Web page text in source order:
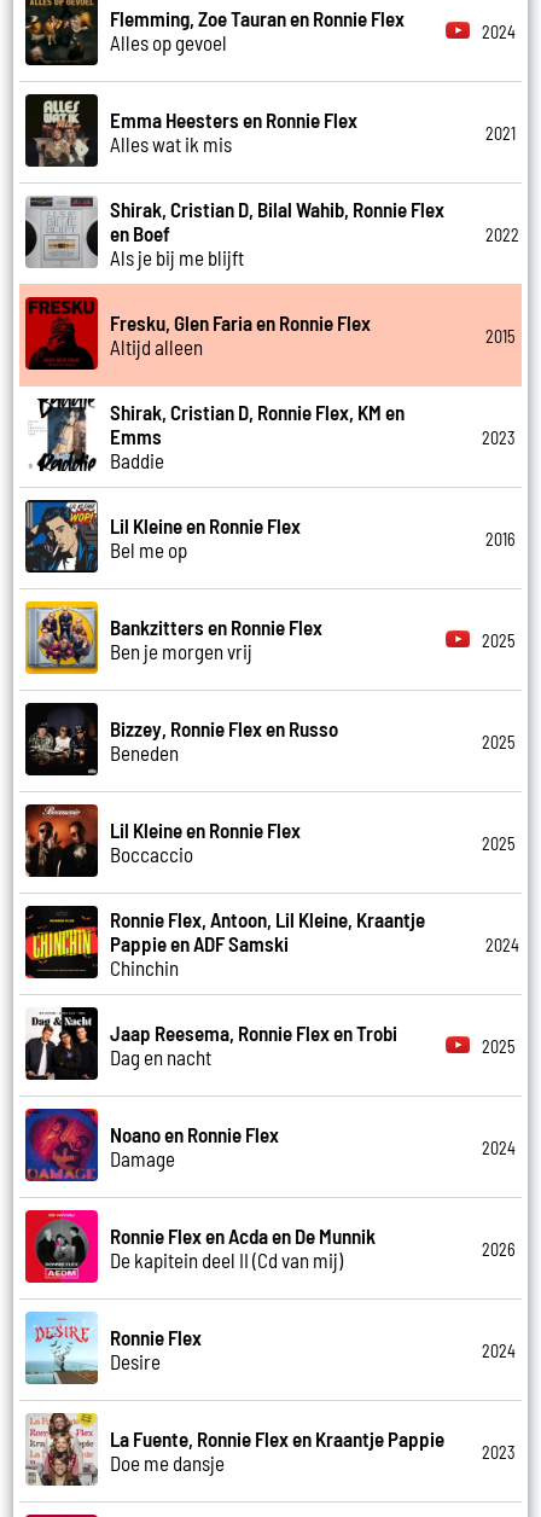
Flemming, Zoe Tauran en Ronnie Flex
Alles op gevoel
2024
Emma Heesters en Ronnie Flex
Alles wat ik mis
2021
Shirak, Cristian D, Bilal Wahib, Ronnie Flex
en Boef
Als je bij me blijft
2022
Fresku, Glen Faria en Ronnie Flex
Altijd alleen
2015
Shirak, Cristian D, Ronnie Flex, KM en
Emms
Baddie
2023
Lil Kleine en Ronnie Flex
Bel me op
2016
Bankzitters en Ronnie Flex
Ben je morgen vrij
2025
Bizzey, Ronnie Flex en Russo
Beneden
2025
Lil Kleine en Ronnie Flex
Boccaccio
2025
Ronnie Flex, Antoon, Lil Kleine, Kraantje
Pappie en ADF Samski
Chinchin
2024
Jaap Reesema, Ronnie Flex en Trobi
Dag en nacht
2025
Noano en Ronnie Flex
Damage
2024
Ronnie Flex en Acda en De Munnik
De kapitein deel II (Cd van mij)
2026
Ronnie Flex
Desire
2024
La Fuente, Ronnie Flex en Kraantje Pappie
Doe me dansje
2023